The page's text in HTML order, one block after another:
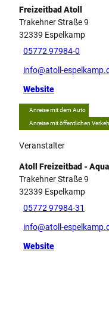
Freizeitbad Atoll
Trakehner Straße 9
32339 Espelkamp
05772 97984-0
info@atoll-
Website
Anreise mit dem Auto
Anreise mit öffentlichen
Veranstalter
Atoll Freizeitbad -
Trakehner Straße 9
32339 Espelkamp
05772 97984-31
info@atoll-
Website